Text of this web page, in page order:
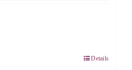
Details